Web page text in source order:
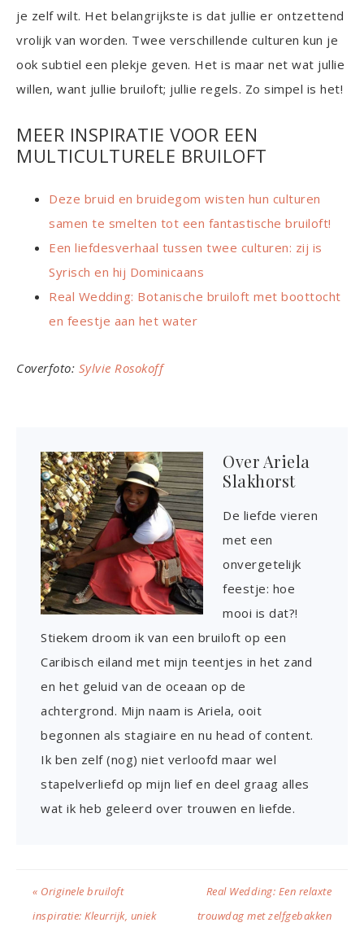
je zelf wilt. Het belangrijkste is dat jullie er ontzettend
vrolijk van worden. Twee verschillende culturen kun je
ook subtiel een plekje geven. Het is maar net wat jullie
willen, want jullie bruiloft; jullie regels. Zo simpel is het!
MEER INSPIRATIE VOOR EEN
MULTICULTURELE BRUILOFT
Deze bruid en bruidegom wisten hun culturen
samen te smelten tot een fantastische bruiloft!
Een liefdesverhaal tussen twee culturen: zij is
Syrisch en hij Dominicaans
Real Wedding: Botanische bruiloft met boottocht
en feestje aan het water
Coverfoto: Sylvie Rosokoff
Over Ariela
Slakhorst
De liefde vieren
met een
onvergetelijk
feestje: hoe
mooi is dat?!
Stiekem droom ik van een bruiloft op een
Caribisch eiland met mijn teentjes in het zand
en het geluid van de oceaan op de
achtergrond. Mijn naam is Ariela, ooit
begonnen als stagiaire en nu head of content.
Ik ben zelf (nog) niet verloofd maar wel
stapelverliefd op mijn lief en deel graag alles
wat ik heb geleerd over trouwen en liefde.
« Originele bruiloft
inspiratie: Kleurrijk, uniek
Real Wedding: Een relaxte
trouwdag met zelfgebakken